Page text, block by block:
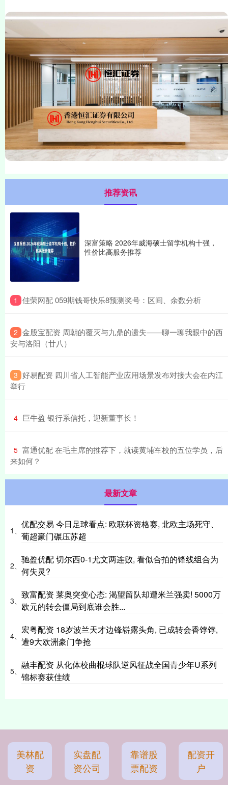
推荐资讯
深富策略 2026年威海硕士留学机构十强，
性价比高服务推荐
1 ​佳荣网配 059期钱哥快乐8预测奖号：区间、余数分析
2 ​金股宝配资 周朝的覆灭与九鼎的遗失——聊一聊我眼中的西
安与洛阳（廿八）
3 ​好易配资 四川省人工智能产业应用场景发布对接大会在内江
举行
4 ​巨牛盈 银行系信托，迎新董事长！
5 ​富通优配 在毛主席的推荐下，就读黄埔军校的五位学员，后
来如何？
最新文章
1、
优配交易 今日足球看点: 欧联杯资格赛, 北欧主场死守、
葡超豪门碾压苏超
2、
驰盈优配 切尔西0-1尤文两连败, 看似合拍的锋线组合为
何失灵?
3、
致富配资 莱奥突变心态: 渴望留队却遭米兰强卖! 5000万
欧元的转会僵局到底谁会胜...
4、
宏粤配资 18岁波兰天才边锋崭露头角, 已成转会香饽饽,
遭9大欧洲豪门争抢
5、
融丰配资 从化体校曲棍球队逆风征战全国青少年U系列
锦标赛获佳绩
美林配
资
实盘配
资公司
靠谱股
票配资
配资开
户